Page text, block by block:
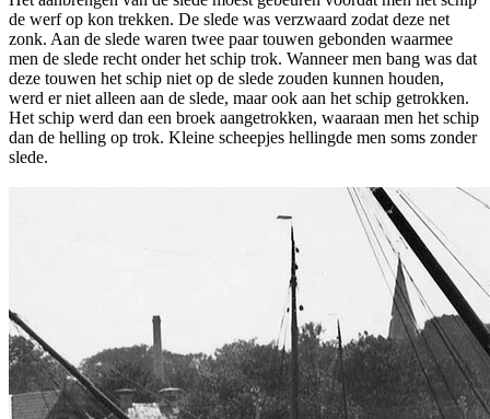
de werf op kon trekken. De slede was verzwaard zodat deze net
zonk. Aan de slede waren twee paar touwen gebonden waarmee
men de slede recht onder het schip trok. Wanneer men bang was dat
deze touwen het schip niet op de slede zouden kunnen houden,
werd er niet alleen aan de slede, maar ook aan het schip getrokken.
Het schip werd dan een broek aangetrokken, waaraan men het schip
dan de helling op trok. Kleine scheepjes hellingde men soms zonder
slede.